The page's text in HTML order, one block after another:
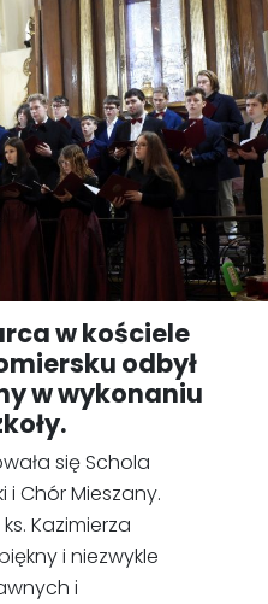
w kościele
odbył
w wykonaniu
się Schola
i Chór Mieszany.
Kazimierza
i niezwykle
i